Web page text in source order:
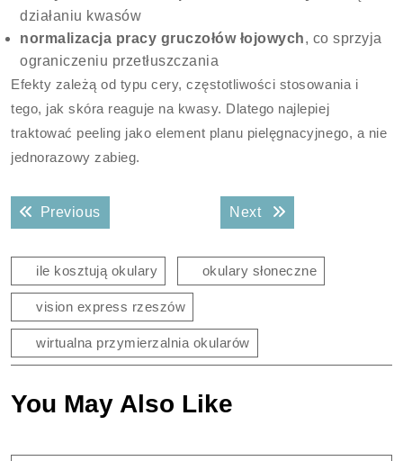
działaniu kwasów
normalizacja pracy gruczołów łojowych, co sprzyja
ograniczeniu przetłuszczania
Efekty zależą od typu cery, częstotliwości stosowania i
tego, jak skóra reaguje na kwasy. Dlatego najlepiej
traktować peeling jako element planu pielęgnacyjnego, a nie
jednorazowy zabieg.
Nawigacja
wpisuPreviousPrevious post: Next Next post:
ile kosztują okulary okulary słoneczne
vision express rzeszów
wirtualna przymierzalnia okularów
You May Also Like